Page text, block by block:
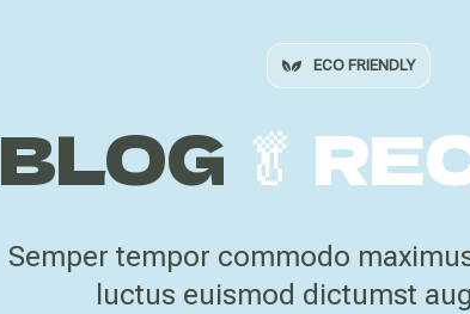
ECO FRIENDLY
BLOG 🥬
Semper tempor commodo
luctus euismod dictumst